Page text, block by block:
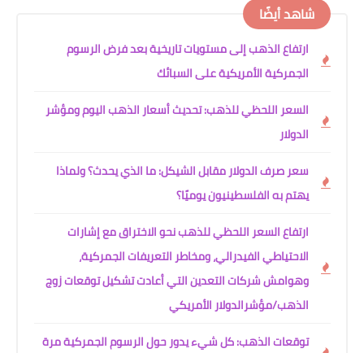
شاهد أيضًا
ارتفاع الذهب إلى مستويات تاريخية بعد فرض الرسوم
الجمركية الأمريكية على السبائك
السعر اللحظي للذهب: تحديث أسعار الذهب اليوم ومؤشر
الدولار
سعر صرف الدولار مقابل الشيكل: ما الذي يحدث؟ ولماذا
يهتم به الفلسطينيون يوميًا؟
ارتفاع السعر اللحظي للذهب نحو الاختراق مع إشارات
الاحتياطي الفيدرالي، ومخاطر التعريفات الجمركية،
وهوامش شركات التعدين التي أعادت تشكيل توقعات زوج
الذهب/مؤشرالدولار الأمريكي
توقعات الذهب: كل شيء يدور حول الرسوم الجمركية مرة